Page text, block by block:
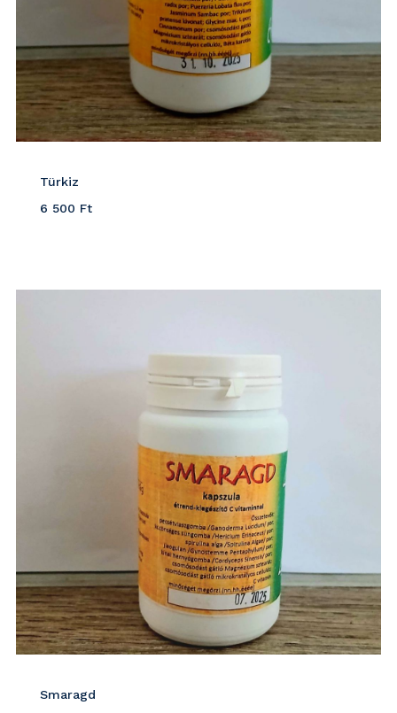
Türkiz
6 500 Ft
Smaragd